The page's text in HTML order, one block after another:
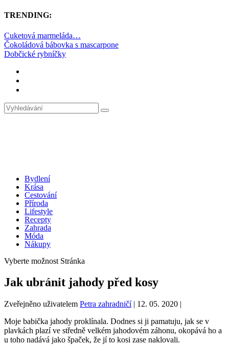
TRENDING:
Cuketová marmeláda…
Čokoládová bábovka s mascarpone
Dobčické rybníčky
Bydlení
Krása
Cestování
Příroda
Lifestyle
Recepty
Zahrada
Móda
Nákupy
Vyberte možnost Stránka
Jak ubránit jahody před kosy
Zveřejněno uživatelem Petra zahradničí| 12. 05. 2020 |
Moje babička jahody proklínala. Dodnes si ji pamatuju, jak se v
plavkách plazí ve středně velkém jahodovém záhonu, okopává ho a
u toho nadává jako špaček, že jí to kosi zase naklovali.